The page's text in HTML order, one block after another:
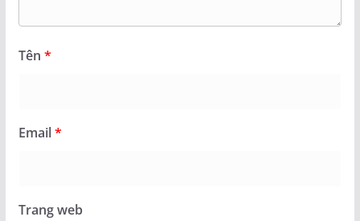
Tên *
Email*
Trang web